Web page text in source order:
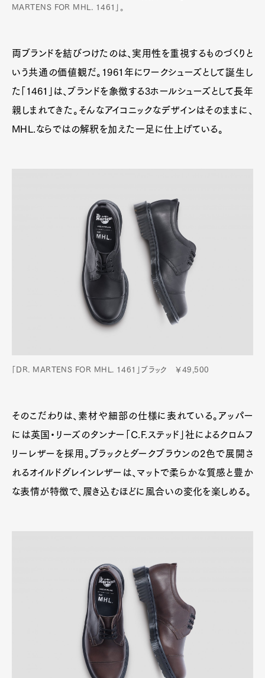
MARTENS FOR MHL. 1461」。
両ブランドを結びつけたのは、実用性を重視するものづくりと
いう共通の価値観だ。1961年にワークシューズとして誕生し
た「1461」は、ブランドを象徴する3ホールシューズとして長年
親しまれてきた。そんなアイコニックなデザインはそのままに、
MHL.ならではの解釈を加えた一足に仕上げている。
「DR. MARTENS FOR MHL. 1461」ブラック ￥49,500
そのこだわりは、素材や細部の仕様に表れている。アッパー
には英国・リーズのタンナー「C.F.ステッド」社によるクロムフ
リーレザーを採用。ブラックとダークブラウンの2色で展開さ
れるオイルドグレインレザーは、マットで柔らかな質感と豊か
な表情が特徴で、履き込むほどに風合いの変化を楽しめる。